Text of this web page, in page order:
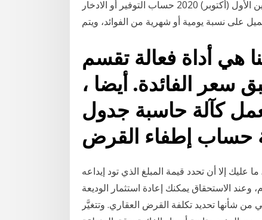
البنوك عند إيداع 10 تشرين الأول (أكتوبر) 2020 حساب التوفير أو الادخار Savings Accounts هو حساب
هي أداة فعالة تقسم
سعر الفائدة. أيضا ،
كآلة حاسبة جدول
إلا أن تحدد قيمة المبلغ الذي تود إيداعه
وعند الاستحقاق يمكنك إعادة استثمار الوديعة
من شأنها تحديد تكلفة القرض العقاري. وتتغيَّر